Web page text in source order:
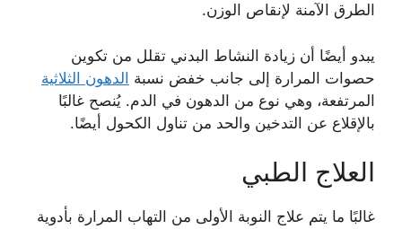
الطرق الآمنة لإنقاص الوزن.
يبدو أيضًا أن زيادة النشاط البدني تقلل من تكوين
حصوات المرارة إلى جانب خفض نسبة الدهون الثلاثية
المرتفعة، وهي نوع من الدهون في الدم. يُنصح غالبًا
بالإقلاع عن التدخين والحد من تناول الكحول أيضًا.
العلاج الطبي
غالبًا ما يتم علاج النوبة الأولى من التهاب المرارة بأدوية